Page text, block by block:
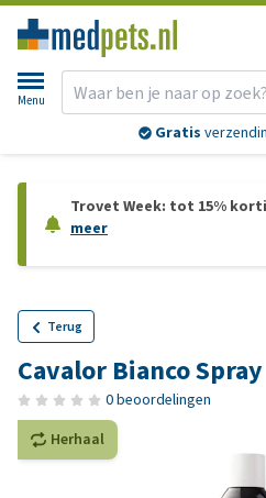
Menu
Gratis
Trovet Week: tot 15%
meer
Terug
Cavalor Bianco Spray
0 beoordelingen
Herhaal